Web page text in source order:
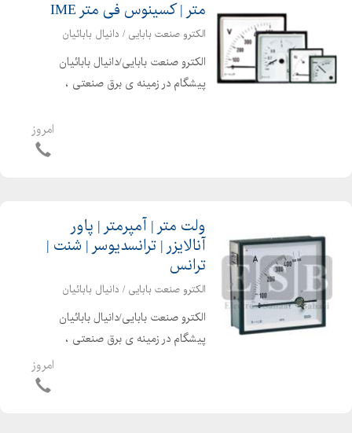
متر | کسینوس فی متر IME
الکترو صنعت بابایی / دانیال بابائیان
الکترو صنعت بابایی/دانیال بابائیان
پیشگام در زمینه ی برق صنعتی ،
تجهیزات برق صنعتی قادر به ارایه امورامروز
ولت متر | آمپرمتر | پاور
آنالایزر | ترانسدیوسر | شنت |
ترانس
الکترو صنعت بابایی / دانیال بابائیان
الکترو صنعت بابایی/دانیال بابائیان
پیشگام در زمینه ی برق صنعتی ،
اتوماسیون صنعتی ، الکترونیک صنعتی و
امروز